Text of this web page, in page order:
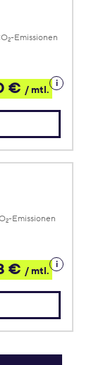
2-Emissionen
€ / mtl.
Details
zum
2-Emissionen
€ / mtl.
Details
zum